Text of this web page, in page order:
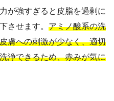
が強すぎると皮脂を過剰に
させます。 アミノ酸系の洗
膚への刺激が少なく、適切
浄できるため、赤みが気に